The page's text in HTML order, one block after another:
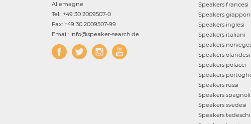
Allemagne
Tel.: +49 30 2009507-0
Fax: +49 30 2009507-99
Email: info@speaker-search.de
Speakers francesi
Speakers
Speakers inglesi
Speakers italiani
Speakers
Speakers olandesi
Speakers polacci
Speakers
Speakers russi
Speakers spagnoli
Speakers svedesi
Speakers tedeschi